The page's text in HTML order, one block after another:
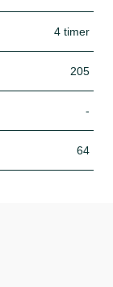
4 timer
205
-
64